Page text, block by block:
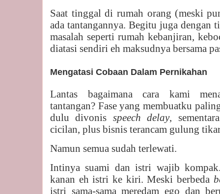
Saat tinggal di rumah orang (meski
ada tantangannya. Begitu juga dengan
masalah seperti rumah kebanjiran,
diatasi sendiri eh maksudnya bersama
Mengatasi Cobaan Dalam Pernikahan
Lantas bagaimana cara kami
tantangan? Fase yang membuatku
dulu divonis speech delay,
cicilan, plus bisnis terancam gulung
Namun semua sudah terlewati.
Intinya suami dan istri wajib
kanan eh istri ke kiri. Meski berbeda
istri sama-sama meredam ego dan